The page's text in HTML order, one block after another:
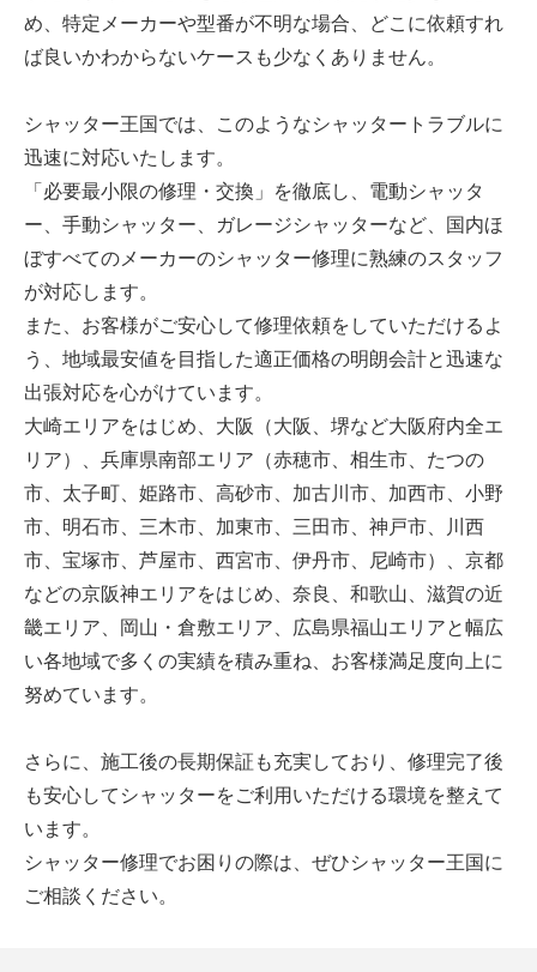
め、特定メーカーや型番が不明な場合、どこに依頼すれ
ば良いかわからないケースも少なくありません。
シャッター王国では、このようなシャッタートラブルに
迅速に対応いたします。
「必要最小限の修理・交換」を徹底し、電動シャッタ
ー、手動シャッター、ガレージシャッターなど、国内ほ
ぼすべてのメーカーのシャッター修理に熟練のスタッフ
が対応します。
また、お客様がご安心して修理依頼をしていただけるよ
う、地域最安値を目指した適正価格の明朗会計と迅速な
出張対応を心がけています。
大崎エリアをはじめ、大阪（大阪、堺など大阪府内全エ
リア）、兵庫県南部エリア（赤穂市、相生市、たつの
市、太子町、姫路市、高砂市、加古川市、加西市、小野
市、明石市、三木市、加東市、三田市、神戸市、川西
市、宝塚市、芦屋市、西宮市、伊丹市、尼崎市）、京都
などの京阪神エリアをはじめ、奈良、和歌山、滋賀の近
畿エリア、岡山・倉敷エリア、広島県福山エリアと幅広
い各地域で多くの実績を積み重ね、お客様満足度向上に
努めています。
さらに、施工後の長期保証も充実しており、修理完了後
も安心してシャッターをご利用いただける環境を整えて
います。
シャッター修理でお困りの際は、ぜひシャッター王国に
ご相談ください。